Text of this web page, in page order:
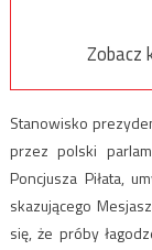
Zobacz
Stanowisko
przez polski
Poncjusza Piłata,
skazującego
się, że próby